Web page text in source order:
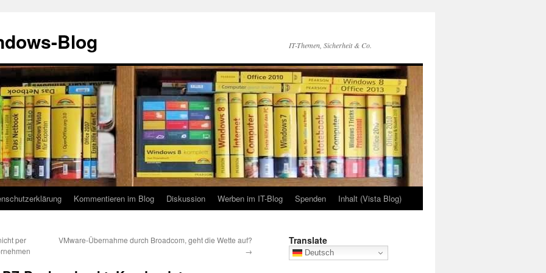
Blog IT-Themen, Sicherheit & Co.
Kommentieren im Blog Diskussion Werben im IT-Blog Spenden Inhalt (Vista Blog)
per
VMware-Übernahme durch Broadcom, geht die Wette auf?
→
Translate
Deutsch